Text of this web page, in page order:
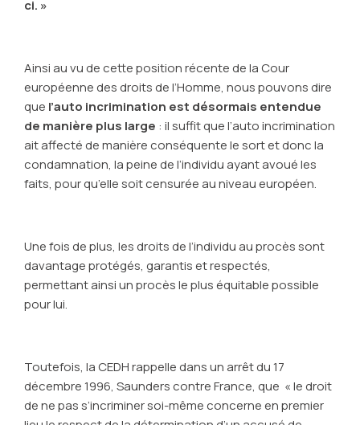
ci. »
Ainsi au vu de cette position récente de la Cour
européenne des droits de l’Homme, nous pouvons dire
que l’auto incrimination est désormais entendue
de manière plus large : il suffit que l’auto incrimination
ait affecté de manière conséquente le sort et donc la
condamnation, la peine de l’individu ayant avoué les
faits, pour qu’elle soit censurée au niveau européen.
Une fois de plus, les droits de l’individu au procès sont
davantage protégés, garantis et respectés,
permettant ainsi un procès le plus équitable possible
pour lui.
Toutefois, la CEDH rappelle dans un arrêt du 17
décembre 1996, Saunders contre France, que « le droit
de ne pas s’incriminer soi-même concerne en premier